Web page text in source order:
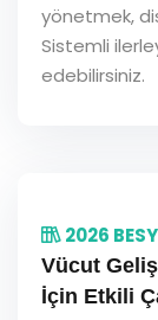
yönetmek,
Sistemli
edebilirsiniz.
2026
Vücut
İçin Etkili